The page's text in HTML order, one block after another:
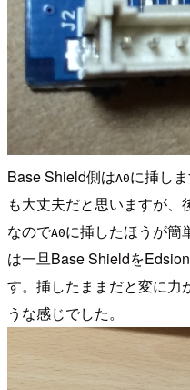
Base Shield側はA0に挿し
も大丈夫だと思いますが
なのでA0に挿したほうが簡
は一旦Base Shieldを
す。挿したままだと変に力
うな感じでした。